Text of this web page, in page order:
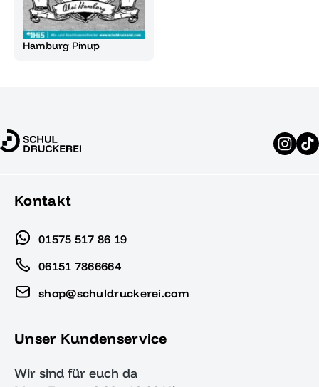
Hamburg Pinup
Kontakt
01575 517 86 19
06151 7866664
shop@schuldruckerei.com
Unser Kundenservice
Wir sind für euch da